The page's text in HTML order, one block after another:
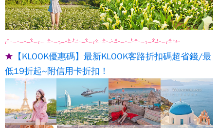
★ 【KLOOK優惠碼】最新KLOOK客路折扣碼超省錢/最
低19折起~附信用卡折扣！